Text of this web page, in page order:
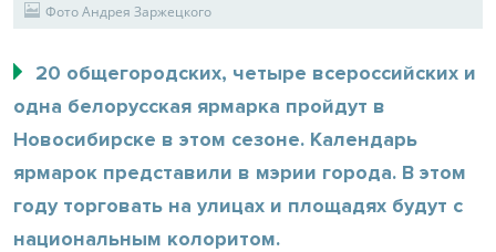
Фото Андрея Заржецкого
20 общегородских, четыре всероссийских и
одна белорусская ярмарка пройдут в
Новосибирске в этом сезоне. Календарь
ярмарок представили в мэрии города. В этом
году торговать на улицах и площадях будут с
национальным колоритом.